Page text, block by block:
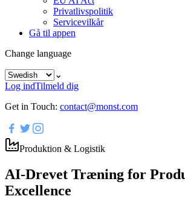
Privatlivspolitik
Servicevilkår
Gå til appen
Change language
⌄
Log indTilmeld dig
Get in Touch: contact@monst.com
Produktion & Logistik
AI-Drevet Træning for
Excellence